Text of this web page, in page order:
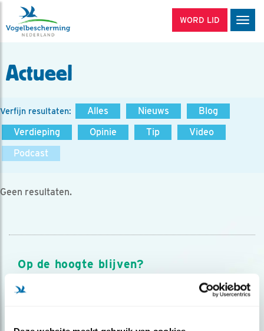
WORD LID
Actueel
Verfijn resultaten: Alles Nieuws
Blog
Verdieping
Opinie Tip
Video
Podcast
Geen resultaten.
Op de hoogte blijven?
Meld je aan en ontvang nieuws, inspiratie, acties en tips
over vogels en activiteiten van Vogelbescherming.